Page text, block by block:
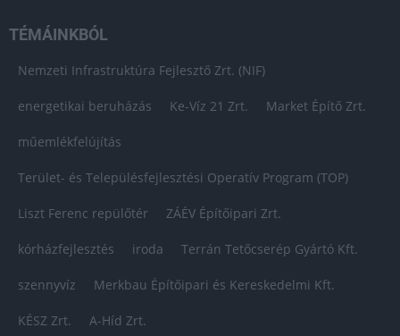
TÉMÁINKBÓL
Nemzeti Infrastruktúra Fejlesztő Zrt. (NIF)
energetikai beruházás Ke-Víz 21 Zrt. Market Építő Zrt.
műemlékfelújítás
Terület- és Településfejlesztési Operatív Program (TOP)
Liszt Ferenc repülőtér ZÁÉV Építőipari Zrt.
kórházfejlesztés iroda Terrán Tetőcserép Gyártó Kft.
szennyvíz Merkbau Építőipari és Kereskedelmi Kft.
KÉSZ Zrt. A-Híd Zrt.